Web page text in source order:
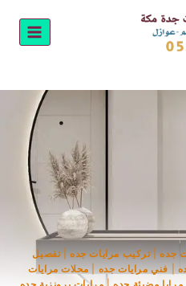
جده|تركيب مرايات جده |تفصيل
فني مرايات جده
محلات مرايات